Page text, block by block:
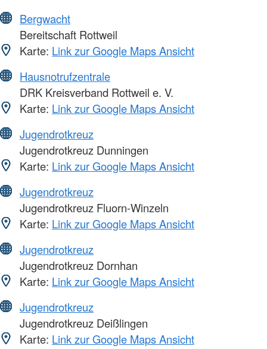
Bergwacht
Bereitschaft Rottweil
Karte: Link zur Google Maps Ansicht
Hausnotrufzentrale
DRK Kreisverband Rottweil e. V.
Karte: Link zur Google Maps Ansicht
Jugendrotkreuz
Jugendrotkreuz Dunningen
Karte: Link zur Google Maps Ansicht
Jugendrotkreuz
Jugendrotkreuz Fluorn-Winzeln
Karte: Link zur Google Maps Ansicht
Jugendrotkreuz
Jugendrotkreuz Dornhan
Karte: Link zur Google Maps Ansicht
Jugendrotkreuz
Jugendrotkreuz Deißlingen
Karte: Link zur Google Maps Ansicht